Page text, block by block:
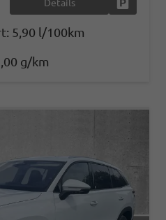
Details
5,90 l/100km
g/km